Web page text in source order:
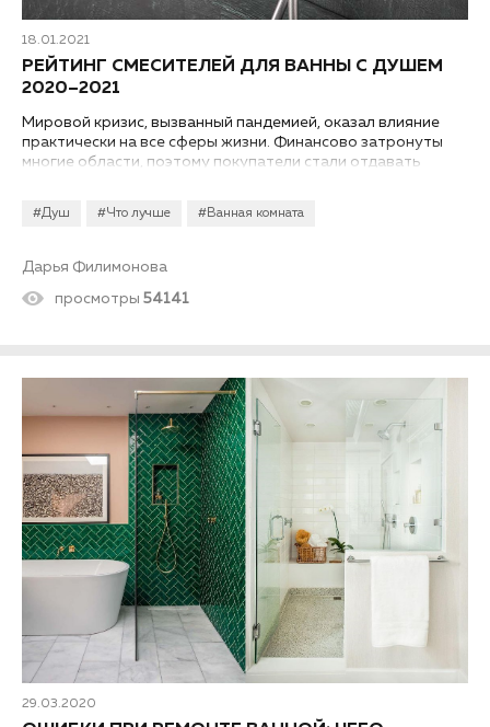
18.01.2021
#Душ #Что лучше #Ванная комната
РЕЙТИНГ СМЕСИТЕЛЕЙ ДЛЯ ВАННЫ С ДУШЕМ
2020–2021
Мировой кризис, вызванный пандемией, оказал влияние
практически на все сферы жизни. Финансово затронуты
многие области, поэтому покупатели стали отдавать
качество, лаконичный дизайн без излишеств и доступные
2021 вошли производители, в чьих линейках есть именно
такие товары.
Дарья Филимонова
просмотры 54141
29.03.2020